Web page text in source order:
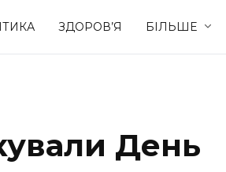
ЗДОРОВ’Я БІЛЬШЕ
Стиль життя
День